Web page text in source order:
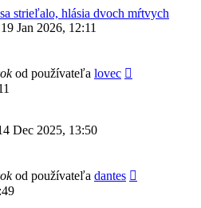
strieľalo, hlásia dvoch mŕtvych
19 Jan 2026, 12:11
od používateľa lovec
Dec 2025, 13:50
od používateľa dantes